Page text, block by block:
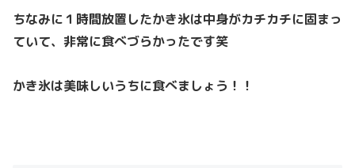
ちなみに１時間放置したかき氷は中身がカチカチに固まっ
ていて、非常に食べづらかったです笑
かき氷は美味しいうちに食べましょう！！